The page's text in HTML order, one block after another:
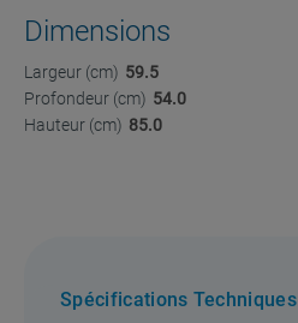
Dimensions
Largeur (cm) 59.5
Profondeur (cm) 54.0
Hauteur (cm) 85.0
Spécifications Techniques